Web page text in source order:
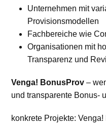
Unternehmen mit
Provisionsmodellen
Fachbereiche wie
Organisationen mit
Transparenz und
Venga! BonusProv –
und transparente Bonus-
konkrete Projekte: Venga!